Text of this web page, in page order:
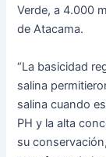
Verde, a 4.000
de Atacama.
“La basicidad
salina
salina cuando
PH y la alta
su